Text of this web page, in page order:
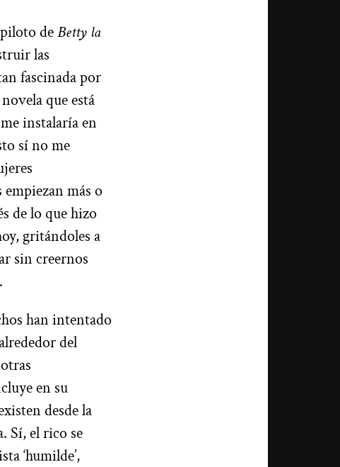
deBetty la
las
fascinada por
que está
instalaría en
sí no me
empiezan más o
de lo que hizo
gritándoles a
sin creernos
han intentado
del
en su
desde la
Sí, el rico se
‘humilde’,